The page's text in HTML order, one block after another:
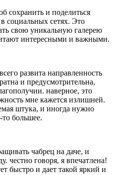
сохранить и поделиться
социальных сетях. Это
свою уникальную галерею
интересными и важными.
развита направленность
и предусмотрительна,
наверное, это
мне кажется излишней.
штука, и иногда нужно
большее.
чабрец на даче, и
честно говоря, я впечатлена!
быстро и дает такой яркий и